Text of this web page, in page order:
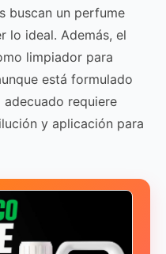
buscan un perfume
lo ideal. Además, el
limpiador para
está formulado
requiere
y aplicación para